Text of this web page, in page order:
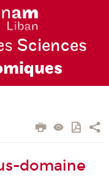
Sciences
miques
domaine